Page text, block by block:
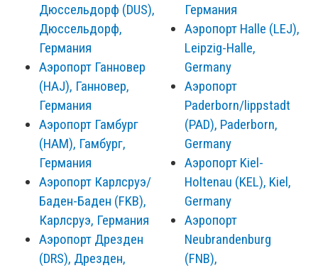
Дюссельдорф (DUS),
Дюссельдорф,
Германия
Аэропорт Ганновер
(HAJ), Ганновер,
Германия
Аэропорт Гамбург
(HAM), Гамбург,
Германия
Аэропорт Карлсруэ/
Баден-Баден (FKB),
Карлсруэ, Германия
Аэропорт Дрезден
(DRS), Дрезден,
Германия
Аэропорт Halle (LEJ),
Leipzig-Halle,
Germany
Аэропорт
Paderborn/lippstadt
(PAD), Paderborn,
Germany
Аэропорт Kiel-
Holtenau (KEL), Kiel,
Germany
Аэропорт
Neubrandenburg
(FNB),